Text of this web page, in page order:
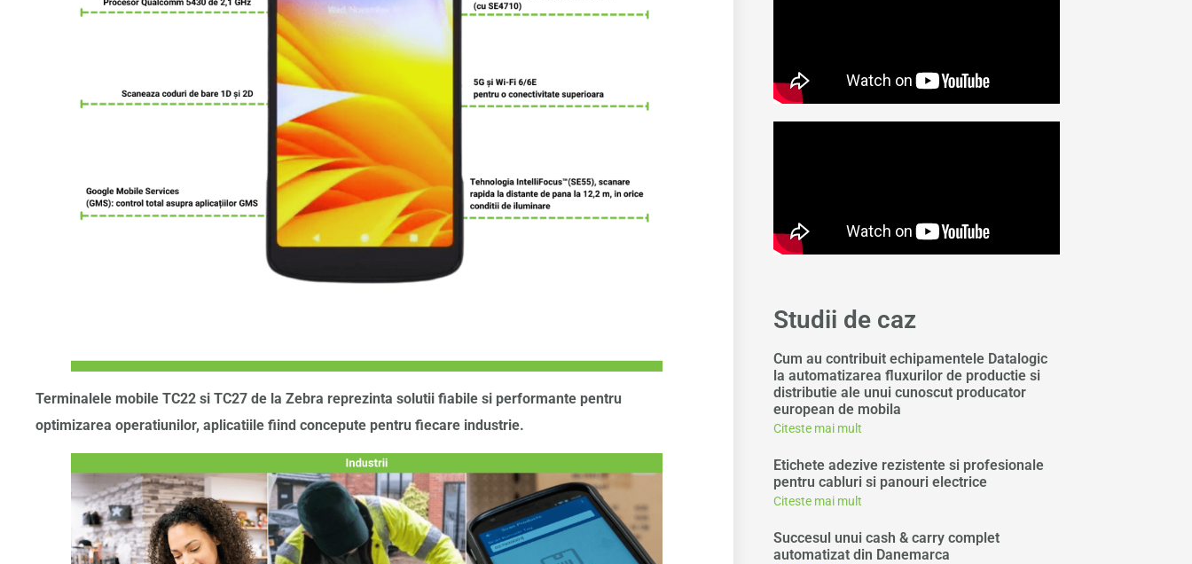
Terminalele mobile TC22 si TC27 de la Zebra reprezinta solutii fiabile si performante pentru
optimizarea operatiunilor, aplicatiile fiind concepute pentru fiecare industrie.
Studii de caz
Cum au contribuit echipamentele Datalogic
la automatizarea fluxurilor de productie si
distributie ale unui cunoscut producator
european de mobila
Citeste mai mult
Etichete adezive rezistente si profesionale
pentru cabluri si panouri electrice
Citeste mai mult
Succesul unui cash & carry complet
automatizat din Danemarca